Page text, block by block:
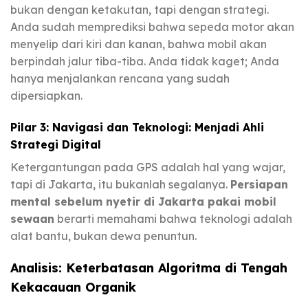
bukan dengan ketakutan, tapi dengan strategi.
Anda sudah memprediksi bahwa sepeda motor akan
menyelip dari kiri dan kanan, bahwa mobil akan
berpindah jalur tiba-tiba. Anda tidak kaget; Anda
hanya menjalankan rencana yang sudah
dipersiapkan.
Pilar 3: Navigasi dan Teknologi: Menjadi Ahli
Strategi Digital
Ketergantungan pada GPS adalah hal yang wajar,
tapi di Jakarta, itu bukanlah segalanya. Persiapan
mental sebelum nyetir di Jakarta pakai mobil
sewaan berarti memahami bahwa teknologi adalah
alat bantu, bukan dewa penuntun.
Analisis: Keterbatasan Algoritma di Tengah
Kekacauan Organik